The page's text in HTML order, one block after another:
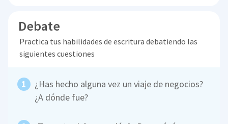
Debate
Practica tus habilidades de escritura debatiendo las
siguientes cuestiones
¿Has hecho alguna vez un viaje de negocios?
¿A dónde fue?